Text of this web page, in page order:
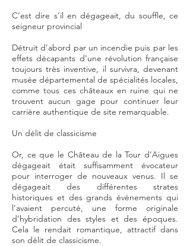
C’est dire s’il en dégageait, du souffle, ce
seigneur provincial
Détruit d’abord par un incendie puis par les
effets décapants d’une révolution française
toujours très inventive, il survivra, devenant
musée départemental de spécialités locales,
comme tous ces châteaux en ruine qui ne
trouvent aucun gage pour continuer leur
carrière authentique de site remarquable.
Un délit de classicisme
Or, ce que le Château de la Tour d’Aigues
dégageait était suffisamment évocateur
pour interroger de nouveaux venus. Il se
dégageait des différentes strates
historiques et des grands évènements qui
l’avaient percuté, une forme originale
d’hybridation des styles et des époques.
Cela le rendait romantique, attractif dans
son délit de classicisme.